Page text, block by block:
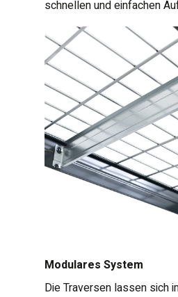
schnellen und einfachen
Modulares System
Die Traversen lassen sich